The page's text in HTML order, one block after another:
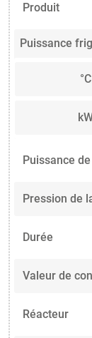
Produit
Puissance
°C
Puissance
Pression de
Durée
Valeur de
Réacteur